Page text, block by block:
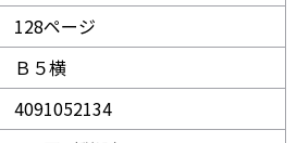
128ページ
Ｂ５横
4091052134